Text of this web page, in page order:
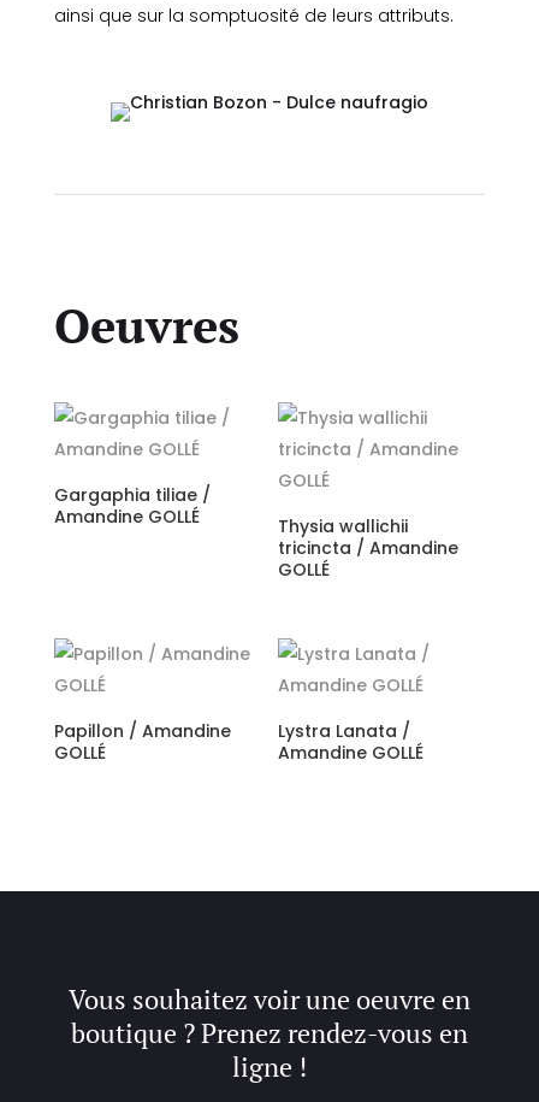
ainsi que sur la somptuosité de leurs attributs.
Oeuvres
Gargaphia tiliae /
Amandine GOLLÉ
Thysia wallichii
tricincta / Amandine
GOLLÉ
Papillon / Amandine
GOLLÉ
Lystra Lanata /
Amandine GOLLÉ
Vous souhaitez voir une oeuvre en
boutique ? Prenez rendez-vous en
ligne !